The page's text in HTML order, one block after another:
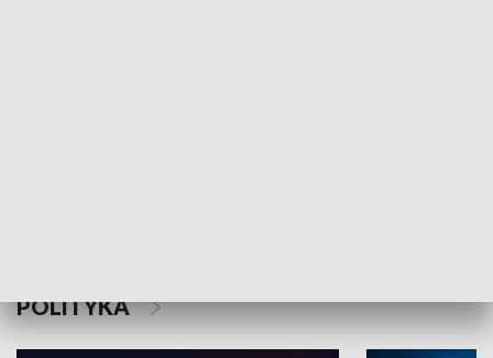
POLITYKA